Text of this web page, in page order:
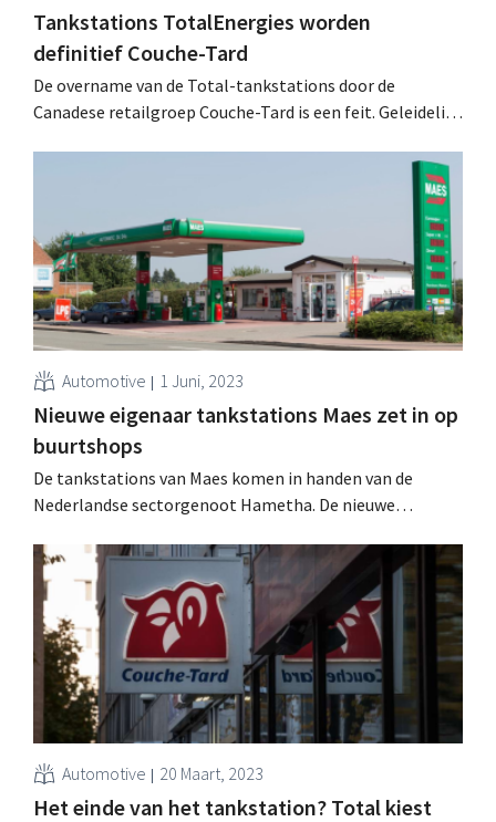
Tankstations TotalEnergies worden
definitief Couche-Tard
De overname van de Total-tankstations door de
Canadese retailgroep Couche-Tard is een feit. Geleidelijk
Automotive 1 Juni, 2023
Nieuwe eigenaar tankstations Maes zet in op
buurtshops
De tankstations van Maes komen in handen van de
Nederlandse sectorgenoot Hametha. De nieuwe
uitbreiden.
Automotive 20 Maart, 2023
Het einde van het tankstation? Total kiest